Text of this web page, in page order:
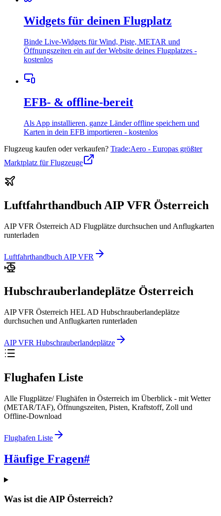
Widgets für deinen Flugplatz
Binde Live-Widgets für Wind, Piste, METAR und
Öffnungszeiten ein auf der Website deines Flugplatzes -
kostenlos
EFB- & offline-bereit
Als App installieren, ganze Länder offline speichern und
Karten in dein EFB importieren - kostenlos
Flugzeug kaufen oder verkaufen? Trade:Aero - Europas größter
Marktplatz für Flugzeuge
Luftfahrthandbuch AIP VFR Österreich
AIP VFR Österreich AD Flugplätze durchsuchen und Anflugkarten
runterladen
Luftfahrthandbuch AIP VFR
Hubschrauberlandeplätze Österreich
AIP VFR Österreich HEL AD Hubschrauberlandeplätze
durchsuchen und Anflugkarten runterladen
AIP VFR Hubschrauberlandeplätze
Flughafen Liste
Alle Flugplätze/ Flughäfen in Österreich im Überblick - mit Wetter
(METAR/TAF), Öffnungszeiten, Pisten, Kraftstoff, Zoll und
Offline-Download
Flughafen Liste
Häufige Fragen#
Was ist die AIP Österreich?